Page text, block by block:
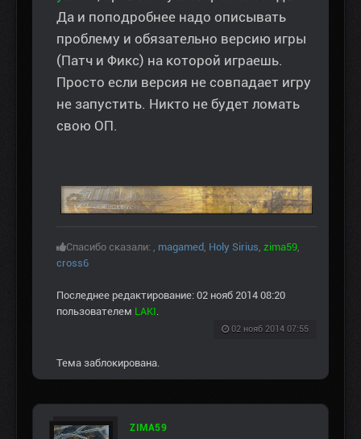
Да и поподробнее надо описывать
проблему и обязательно версию игры
(Патч и Фикс) на которой играешь.
Просто если версия не совпадает игру
не запустить. Никто не будет ломать
свою ОП.
Спасибо сказали: magamed Holy Sirius zima59
cross6
Последнее редактирование: 02 нояб 2014 08:20
пользователем LAKI
02 нояб 2014 07:55
Тема заблокирована.
ZIMA59